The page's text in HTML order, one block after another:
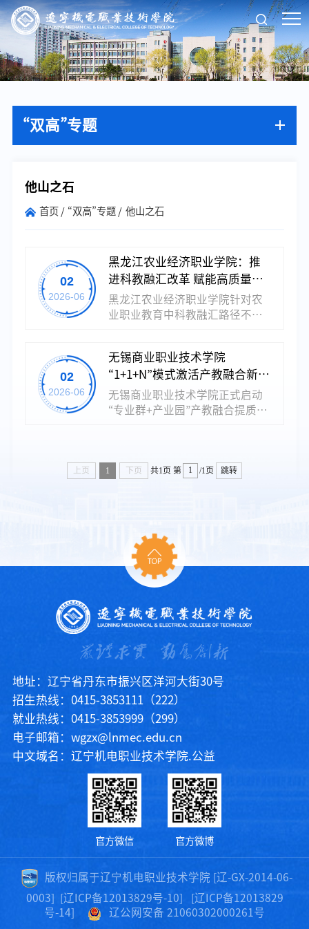
“双高”专题
他山之石
首页 “双高”专题 他山之石
02
2026-06
黑龙江农业经济职业学院：推
进科教融汇改革 赋能高质量发
展
黑龙江农业经济职业学院针对农
业职业教育中科教融汇路径不
教融汇发展路径，为同类院校提
供了可以借鉴的改革方略与实践
范本，有效助力农业强省建设与
乡村振兴。改革历经“三阶跃升”
级跃升（2008—2016年），学校
依托国家示范校项目，开展社会
02
2026-06
无锡商业职业技术学院
“1+1+N”模式激活产教融合新动
能
无锡商业职业技术学院正式启动
“专业群+产业园”产教融合提质增
点产业升级适配、师资能力与企
全面提升学校关键办学能力，为
地方产业升级提供强有力的人才
与技术支撑。学校依托2025年江
苏省高等教育教改研究课题“高职
究”，...
上页 1 下页 共1页 第 /1页 跳转
地址：辽宁省丹东市振兴区洋河大街30号
招生热线：0415-3853111（222）
就业热线：0415-3853999（299）
电子邮箱：wgzx@lnmec.edu.cn
中文域名：辽宁机电职业技术学院.公益
官方微信 官方微博
版权归属于辽宁机电职业技术学院 [辽-GX-2014-06-
0003]
[辽ICP备12013829号-10]
[辽ICP备12013829
号-14]
辽公网安备 21060302000261号